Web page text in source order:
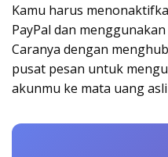
Kamu harus
PayPal dan
Caranya dengan
pusat pesan untuk
akunmu ke mata uang asli